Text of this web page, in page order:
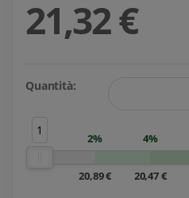
21,32 €
Quantità:
1
2%
20,89 €
4%
20,47 €